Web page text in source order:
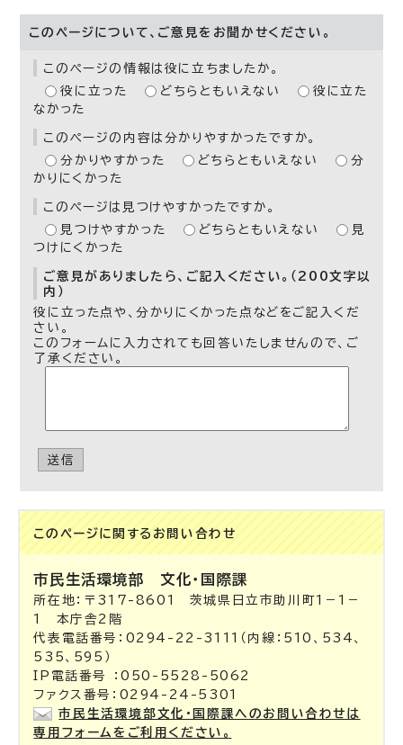
このページについて、ご意見をお聞かせください。
このページの情報は役に立ちましたか。
役に立った
どちらともいえない
役に立た
なかった
このページの内容は分かりやすかったですか。
分かりやすかった
どちらともいえない
分
かりにくかった
このページは見つけやすかったですか。
見つけやすかった
どちらともいえない
見
つけにくかった
ご意見がありましたら、ご記入ください。（200文字以
内）
役に立った点や、分かりにくかった点などをご記入くだ
さい。
このフォームに入力されても回答いたしませんので、ご
了承ください。
送信
このページに関する お問い合わせ
市民生活環境部 文化・国際課
所在地：〒317-8601 茨城県日立市助川町1－1－
1 本庁舎2階
代表電話番号：0294-22-3111（内線：510、534、
535、595）
IP電話番号 ：050-5528-5062
ファクス番号：0294-24-5301
市民生活環境部文化・国際課へのお問い合わせは
専用フォームをご利用ください。